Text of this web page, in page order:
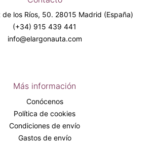
de los Ríos, 50. 28015 Madrid (España)
(+34) 915 439 441
info@elargonauta.com
Más información
Conócenos
Política de cookies
Condiciones de envío
Gastos de envío